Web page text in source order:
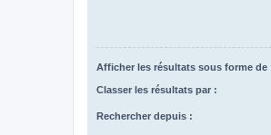
Afficher les résultats sous forme de
Classer les résultats par :
Rechercher depuis :